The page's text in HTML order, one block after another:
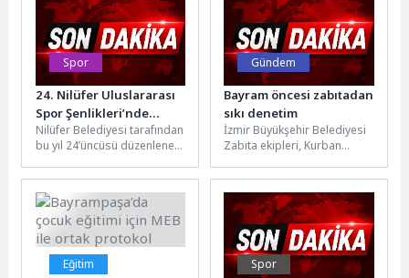
Spor
24. Nilüfer Uluslararası
Spor Şenlikleri’nde
emeği geçenlere
teşekkür
Nilüfer Belediyesi tarafından
bu yıl 24’üncüsü düzenlenen
Şenlikleri’nde görev alan
branş öğretmenleri,...
Gündem
Bayram öncesi zabıtadan
sıkı denetim
İzmir Büyükşehir Belediyesi
Zabıta ekipleri, Kurban
minibüs ve servis araçlarına
yönelik denetimlerini...
Eğitim Spor